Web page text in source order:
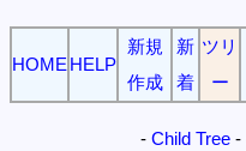
HOME HELP
新規
作成
新
着
ツリ
ー
- Child Tree -